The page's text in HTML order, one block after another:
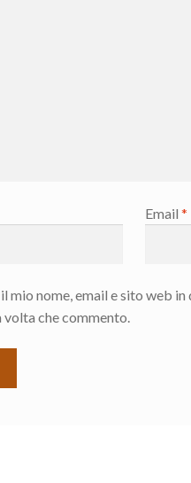
Email*
mio nome, email e sito web
volta che commento.